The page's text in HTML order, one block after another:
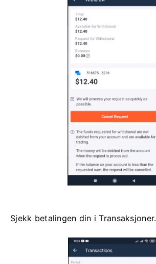
Sjekk betalingen din i Transaksjoner.